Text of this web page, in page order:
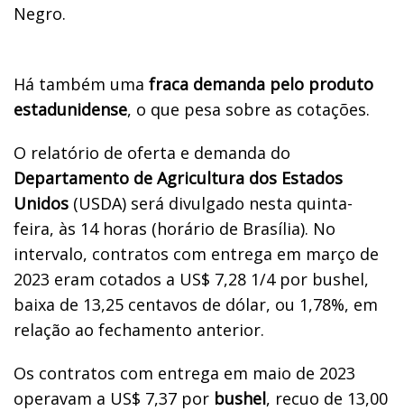
Negro.
Há também uma fraca demanda pelo produto
estadunidense, o que pesa sobre as cotações.
O relatório de oferta e demanda do
Departamento de Agricultura dos Estados
Unidos (USDA) será divulgado nesta quinta-
feira, às 14 horas (horário de Brasília). No
intervalo, contratos com entrega em março de
2023 eram cotados a US$ 7,28 1/4 por bushel,
baixa de 13,25 centavos de dólar, ou 1,78%, em
relação ao fechamento anterior.
Os contratos com entrega em maio de 2023
operavam a US$ 7,37 por bushel, recuo de 13,00